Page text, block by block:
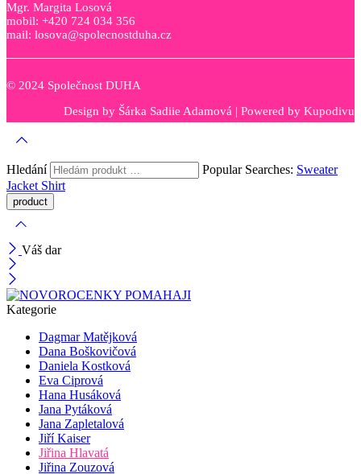
Mgr. Margita Losová
mobil: +420 724 034 356
mail: losova@spolecnostduha.cz
© 2024 Společnost DUHA
Design by Šárka Sadiie Adamová | Powered by Kupodivu
Hledání Popular Searches: Sweater
Jacket Shirt
Váš dar
Kategorie
Dagmar Matějková
Dana Boškovičová
Daniela Kostková
Eva Ciprová
Hana Husáková
Jana Pytáková
Jana Zapletalová
Jiří Kaiser
Jiřina Hlavatá
Jiřina Zouzová